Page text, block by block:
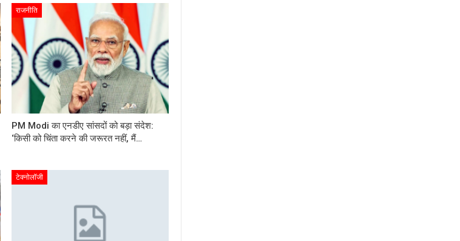
राजनीति
PM Modi का एनडीए सांसदों को बड़ा संदेश:
‘किसी को चिंता करने की जरूरत नहीं, मैं…
टेक्नोलॉजी